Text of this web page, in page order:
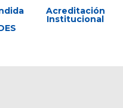
Acreditación
Institucional